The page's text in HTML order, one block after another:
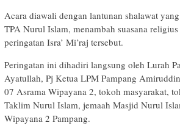
Acara diawali dengan lantunan shalawat
TPA Nurul Islam, menambah suasana
peringatan Isra’ Mi’raj tersebut.
Peringatan ini dihadiri langsung oleh Lurah
Ayatullah, Pj Ketua LPM Pampang
07 Asrama Wipayana 2, tokoh masyarakat,
Taklim Nurul Islam, jemaah Masjid Nurul
Wipayana 2 Pampang.